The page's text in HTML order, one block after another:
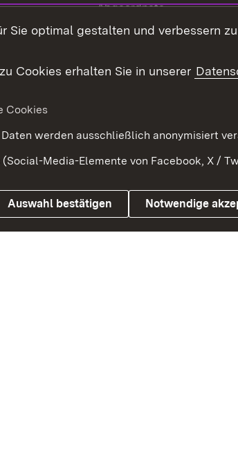
Abgeordnete
Bürgerbeauftragte
Sie optimal gestalten und verbessern
Cookies erhalten Sie in unserer
Cookies
werden ausschließlich anonymisiert
Media-Elemente von Facebook, X /
Auswahl bestätigen Notwendige